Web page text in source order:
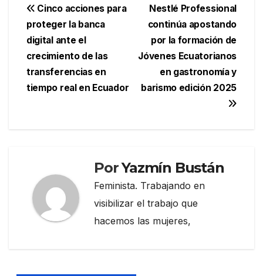
Navegación
de
entradas
Nestlé Professional
continúa apostando
por la formación de
Jóvenes Ecuatorianos
en gastronomía y
barismo edición 2025
Cinco acciones para
proteger la banca
digital ante el
crecimiento de las
transferencias en
tiempo real en Ecuador
PorYazmín Bustán
Feminista. Trabajando en
visibilizar el trabajo que
hacemos las mujeres,